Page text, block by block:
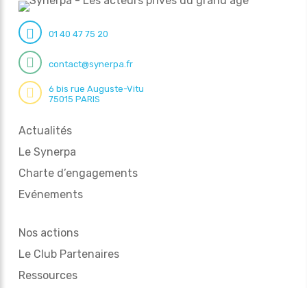
01 40 47 75 20
contact@synerpa.fr
6 bis rue Auguste-Vitu
75015 PARIS
Actualités
Le Synerpa
Charte d’engagements
Evénements
Nos actions
Le Club Partenaires
Ressources